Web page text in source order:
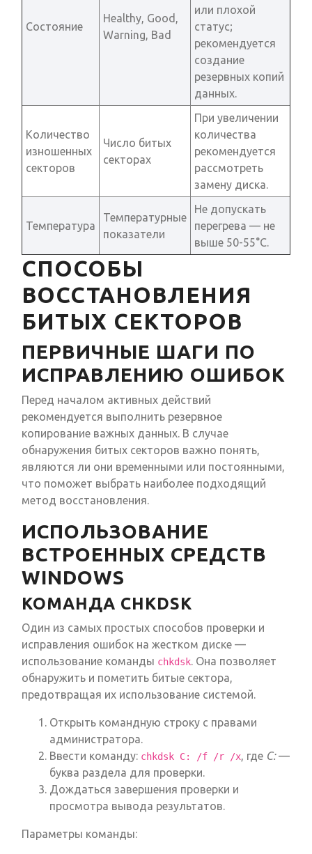
Состояние
Healthy, Good,
Warning, Bad
или плохой
статус;
рекомендуется
создание
резервных копий
данных.
Количество
изношенных
секторов
Число битых
секторах
При увеличении
количества
рекомендуется
рассмотреть
замену диска.
Температура
Температурные
показатели
Не допускать
перегрева — не
выше 50-55°C.
СПОСОБЫ
ВОССТАНОВЛЕНИЯ
БИТЫХ СЕКТОРОВ
ПЕРВИЧНЫЕ ШАГИ ПО
ИСПРАВЛЕНИЮ ОШИБОК
Перед началом активных действий
рекомендуется выполнить резервное
копирование важных данных. В случае
обнаружения битых секторов важно понять,
являются ли они временными или постоянными,
что поможет выбрать наиболее подходящий
метод восстановления.
ИСПОЛЬЗОВАНИЕ
ВСТРОЕННЫХ СРЕДСТВ
WINDOWS
КОМАНДА CHKDSK
Один из самых простых способов проверки и
исправления ошибок на жестком диске —
использование команды chkdsk. Она позволяет
обнаружить и пометить битые сектора,
предотвращая их использование системой.
Открыть командную строку с правами
администратора.
Ввести команду: chkdsk C: /f /r /x, где C:—
буква раздела для проверки.
Дождаться завершения проверки и
просмотра вывода результатов.
Параметры команды: